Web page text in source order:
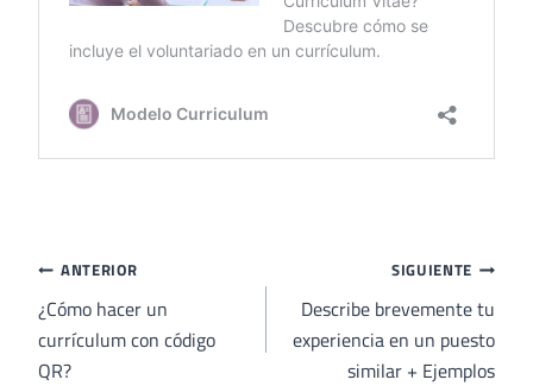
Navegación
de
entradas
ANTERIOR
¿Cómo hacer un
currículum con código
QR?
SIGUIENTE
Describe brevemente tu
experiencia en un puesto
similar + Ejemplos